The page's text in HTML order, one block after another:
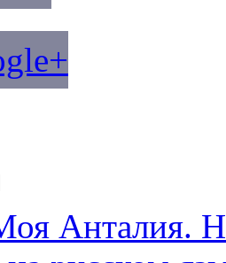
Анталия.